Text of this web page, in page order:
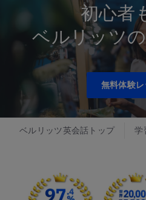
初心
ベルリッツ
無料体験
ベルリッツ英会話トップ 学